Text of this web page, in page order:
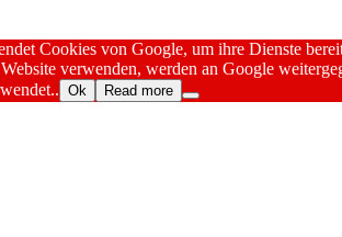
Cookies von Google, um ihre Dienste
verwenden, werden an Google
Ok Read more